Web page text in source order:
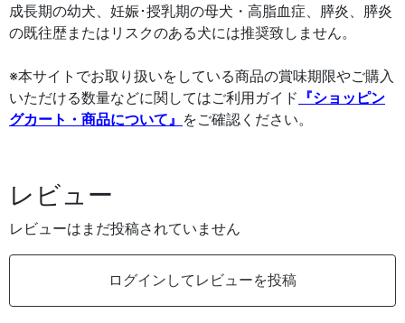
成長期の幼犬、妊娠･授乳期の母犬・高脂血症、膵炎、膵炎
の既往歴またはリスクのある犬には推奨致しません。
※本サイトでお取り扱いをしている商品の賞味期限やご購入
いただける数量などに関してはご利用ガイド
『ショッピン
グカート・商品について』
をご確認ください。
レビュー
レビューはまだ投稿されていません
ログインしてレビューを投稿